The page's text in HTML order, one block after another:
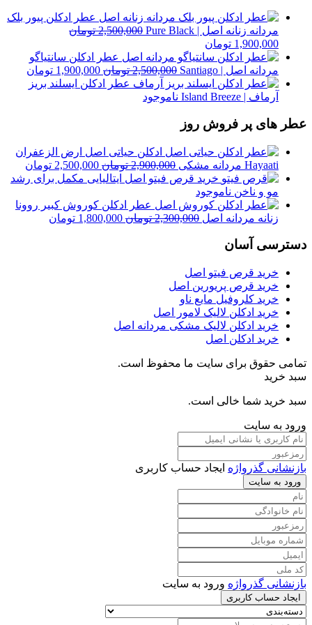
عطر ادکلن پیور بلک
مردانه زنانه اصل | Pure Black
2,500,000 تومان
قیمت
اصلی
2,500,000 تومان
بود.
1,900,000 تومان
فعلی
1,900,000 تومان
است.
عطر ادکلن سانتیاگو
مردانه اصل | Santiago
2,500,000 تومان قیمت
اصلی
1,900,000 تومان
عطر ادکلن ایسلند بریز
آرماف | Island Breeze
ناموجود
عطر های پر فروش روز
ادکلن حیاتی اصل ارض الزعفران
Hayaati مردانه مشکی
2,900,000 تومان قیمت
اصلی
بود.
2,500,000 تومان
فعلی
است.
خرید قرص فیتو اصل ایتالیایی مکمل برای رشد
مو و ناخن ناموجود
عطر ادکلن کوروش کبیر روونا
زنانه مردانه اصل 2,300,000 تومان قیمت
1,800,000 تومان
دسترسی آسان
خرید قرص فیتو اصل
خرید قرص پریورین اصل
خرید کلروفیل مایع ناو
خرید ادکلن لالیک لامور اصل
خرید ادکلن لالیک مشکی مردانه اصل
خرید ادکلن اصل
تمامی حقوق برای سایت ما محفوظ است.
سبد خرید
سبد خرید شما خالی است.
ورود به سایت
بازنشانی گذرواژه ایجاد حساب کاربری
ورود به سایت
بازنشانی گذرواژه ورود به سایت
ایجاد حساب کاربری